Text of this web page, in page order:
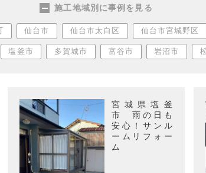
施工地域別に事例を見る
仙台市 仙台市太白区 仙台市宮城野区
塩釜市 多賀城市 富谷市 岩沼市
宮城県塩釜
市 雨の日も
安心！サンル
ームリフォー
ム